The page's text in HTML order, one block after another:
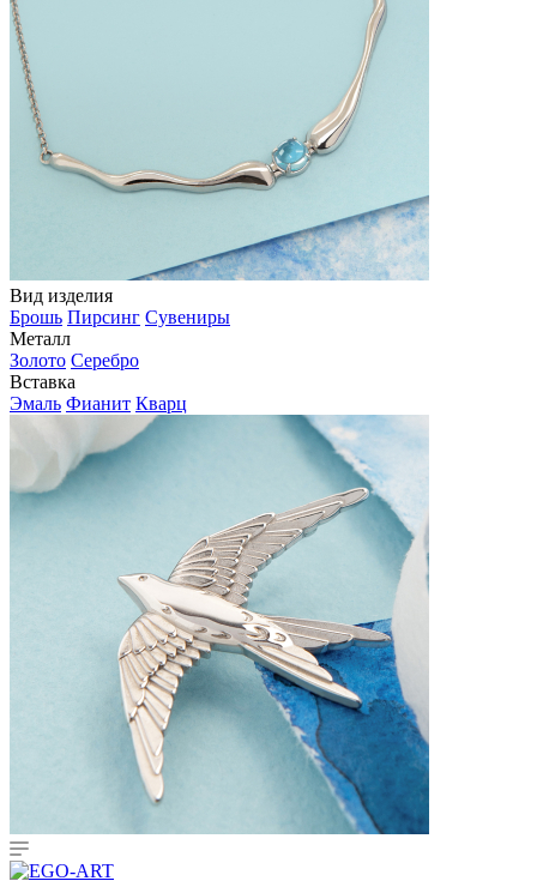
Вид изделия
Брошь Пирсинг Сувениры
Металл
Золото Серебро
Вставка
Эмаль Фианит Кварц